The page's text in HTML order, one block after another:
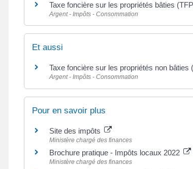
Taxe foncière sur les propriétés bâties
Argent - Impôts - Consommation
Et aussi
Taxe foncière sur les propriétés non bâties
Argent - Impôts - Consommation
Pour en savoir plus
Site des impôts
Ministère chargé des finances
Brochure pratique - Impôts locaux 2022
Ministère chargé des finances